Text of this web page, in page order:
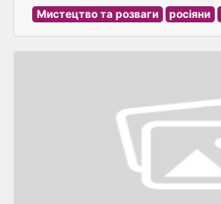
Мистецтво та розваги росіяни